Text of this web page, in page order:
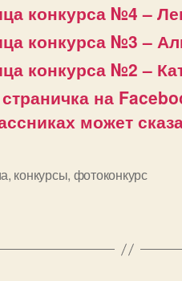
конкурса №4 –
конкурса №3 –
конкурса №2 –
на
может
, конкурсы, фотоконкурс